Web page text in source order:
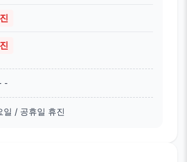
-
일 / 공휴일 휴진